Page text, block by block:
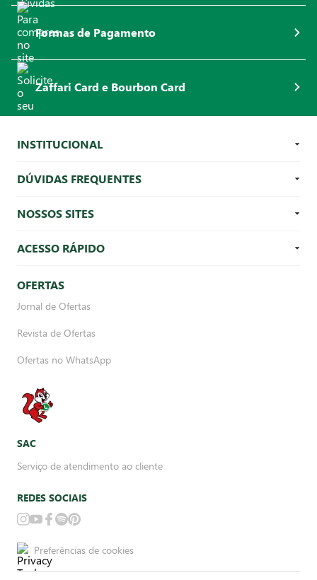
Formas de Pagamento
Zaffari Card e Bourbon Card
INSTITUCIONAL
DÚVIDAS FREQUENTES
NOSSOS SITES
ACESSO RÁPIDO
OFERTAS
Jornal de Ofertas
Revista de Ofertas
Ofertas no WhatsApp
SAC
Serviço de atendimento ao cliente
REDES SOCIAIS
Preferências de cookies